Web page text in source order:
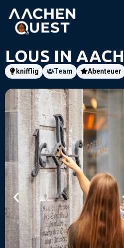
LOUS IN
knifflig Team Abenteuer